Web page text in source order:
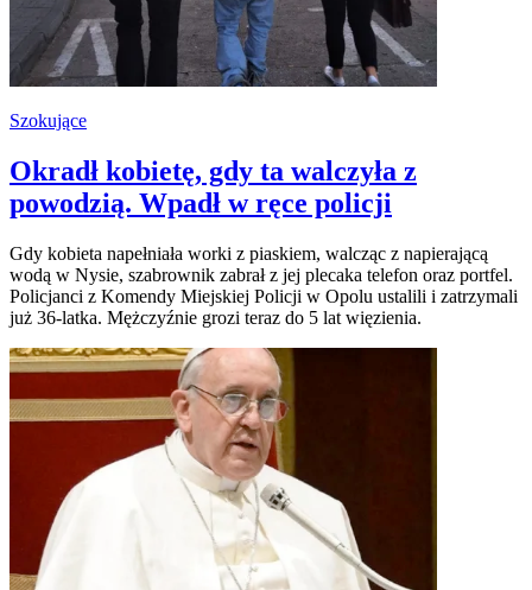
Szokujące
Okradł kobietę, gdy ta walczyła z
powodzią. Wpadł w ręce policji
Gdy kobieta napełniała worki z piaskiem, walcząc z napierającą
wodą w Nysie, szabrownik zabrał z jej plecaka telefon oraz portfel.
Policjanci z Komendy Miejskiej Policji w Opolu ustalili i zatrzymali
już 36-latka. Mężczyźnie grozi teraz do 5 lat więzienia.